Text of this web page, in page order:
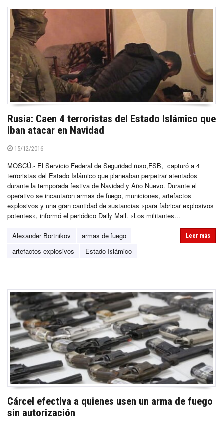
Rusia: Caen 4 terroristas del Estado Islámico que
iban atacar en Navidad
15/12/2016
MOSCÚ.- El Servicio Federal de Seguridad ruso,FSB, capturó a 4
terroristas del Estado Islámico que planeaban perpetrar atentados
durante la temporada festiva de Navidad y Año Nuevo. Durante el
operativo se incautaron armas de fuego, municiones, artefactos
explosivos y una gran cantidad de sustancias «para fabricar explosivos
potentes», informó el periódico Daily Mail. «Los militantes...
Alexander Bortnikov
armas de fuego
artefactos explosivos
Estado Islámico
Leer más
Cárcel efectiva a quienes usen un arma de fuego
sin autorización